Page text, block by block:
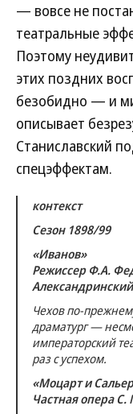
— вовсе не
театральные
Поэтому
этих поздних
безобидно — и
описывает
Станиславский
спецэффектам.
контекст
Сезон 1898/99
«Иванов»
Режиссер Ф.А.
Чехов по-
драматург —
императорский
раз с успехом.
«Моцарт и
Частная опера